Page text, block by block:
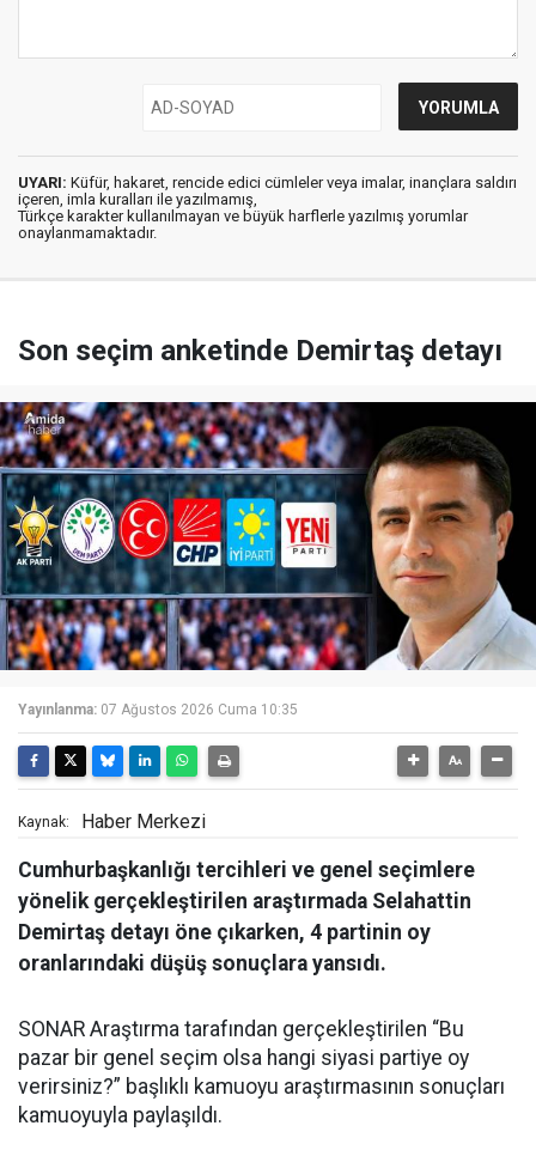
UYARI: Küfür, hakaret, rencide edici cümleler veya imalar, inançlara saldırı
içeren, imla kuralları ile yazılmamış,
Türkçe karakter kullanılmayan ve büyük harflerle yazılmış yorumlar
onaylanmamaktadır.
Son seçim anketinde Demirtaş detayı
Yayınlanma: 07 Ağustos 2026 Cuma 10:35
Kaynak: Haber Merkezi
Cumhurbaşkanlığı tercihleri ve genel seçimlere
yönelik gerçekleştirilen araştırmada Selahattin
Demirtaş detayı öne çıkarken, 4 partinin oy
oranlarındaki düşüş sonuçlara yansıdı.
SONAR Araştırma tarafından gerçekleştirilen “Bu
pazar bir genel seçim olsa hangi siyasi partiye oy
verirsiniz?” başlıklı kamuoyu araştırmasının sonuçları
kamuoyuyla paylaşıldı.